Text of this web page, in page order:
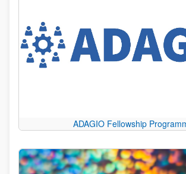
ADAGIO Fellowship